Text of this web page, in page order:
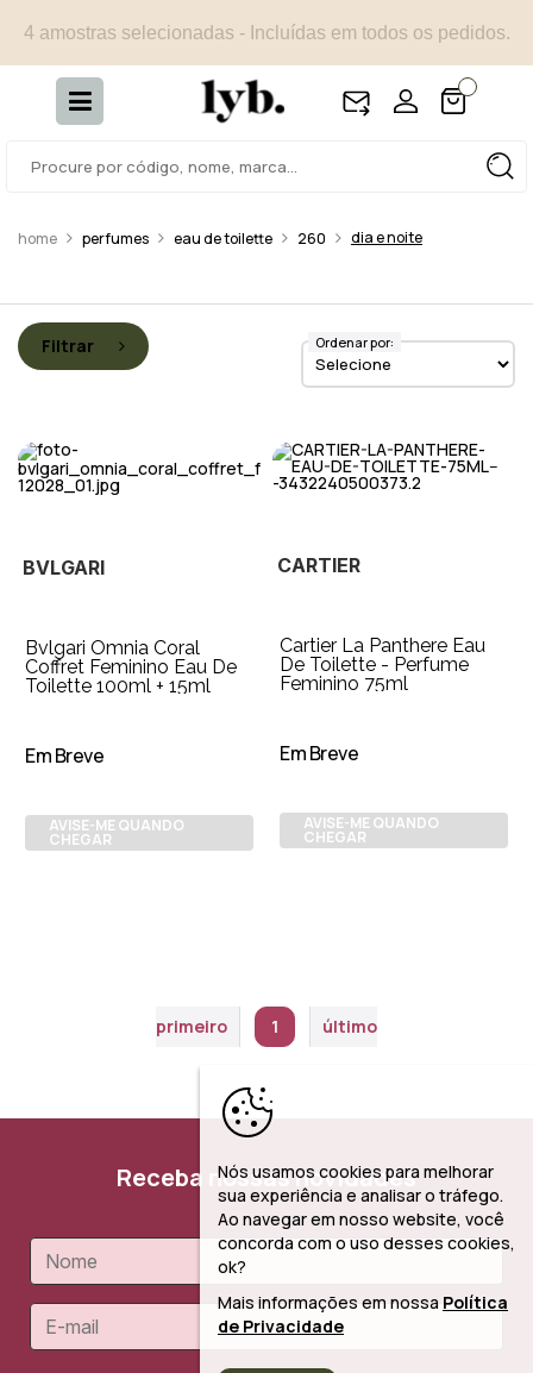
4 amostras selecionadas - Incluídas em todos os pedidos.
perfumes eau de toilette 260 dia e noite
Filtrar Ordenar por:
BVLGARI
Bvlgari Omnia Coral
Coffret Feminino Eau De
Toilette 100ml + 15ml
Em Breve
AVISE-ME QUANDO
CHEGAR
CARTIER
Cartier La Panthere Eau
De Toilette - Perfume
Feminino 75ml
Em Breve
AVISE-ME QUANDO
CHEGAR
primeiro 1 último
Receba nossas novidades
Nós usamos cookies para melhorar
sua experiência e analisar o tráfego.
Ao navegar em nosso website, você
concorda com o uso desses cookies,
ok?
Mais informações em nossa Política
de Privacidade